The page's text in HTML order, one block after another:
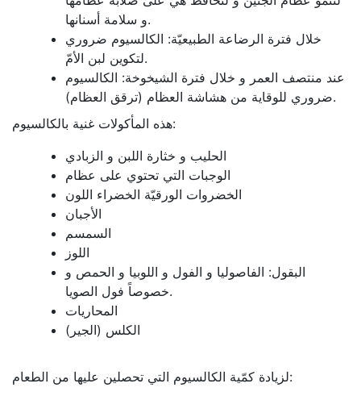
و سلامة أسنانها.
خلال فترة الرضاعة الطبيعيّة: الكالسيوم ضروري
لتكوين لبن الأمّ.
عند منتصف العمر و خلال فترة الشيخوخة: الكالسيوم
ضروري للوقاية من هشاشة العظام (ترقق العظام).
هذه المأكولات غنية بالكالسيوم:
الحليب و خثارة اللبن و الزبادي
الوجبات التي تحتوي على عظام
الخضروات الورقيّة الخضراء اللون
الأجبان
السمسم
اللوز
البقول: الفاصوليا و الفول و اللوبيا و الحمص و
خصوصاً فول الصويا.
المحاريات
الكلس (الجير)
لزيادة كمّية الكالسيوم التي تحصلين عليها من الطعام: